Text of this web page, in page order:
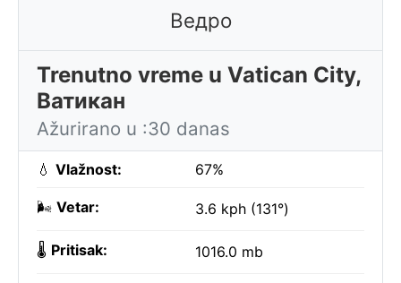
Ведро
Trenutno vreme u Vatican City,
Ватикан
Ažurirano u :30 danas
💧 Vlažnost: 67%
🌬️ Vetar: 3.6 kph (131°)
🌡️ Pritisak: 1016.0 mb